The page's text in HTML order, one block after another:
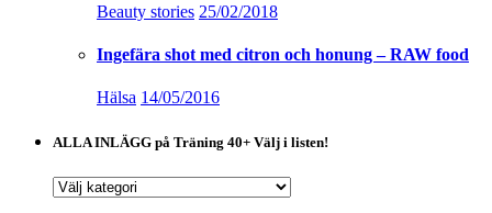
Beauty stories 25/02/2018
Ingefära shot med citron och honung – RAW food
Hälsa 14/05/2016
ALLA INLÄGG på Träning 40+ Välj i listen!
ALLA